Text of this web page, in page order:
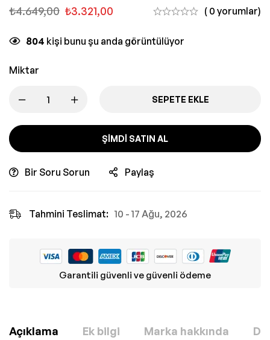
₺4.649,00 ₺3.321,00 ( 0 yorumlar)
804 kişi bunu şu anda görüntülüyor
Miktar
SEPETE EKLE
ŞIMDI SATIN AL
Bir Soru Sorun Paylaş
Tahmini Teslimat: 10 - 17 Ağu, 2026
Garantili güvenli ve güvenli ödeme
Açıklama Ek bilgi Marka hakkında